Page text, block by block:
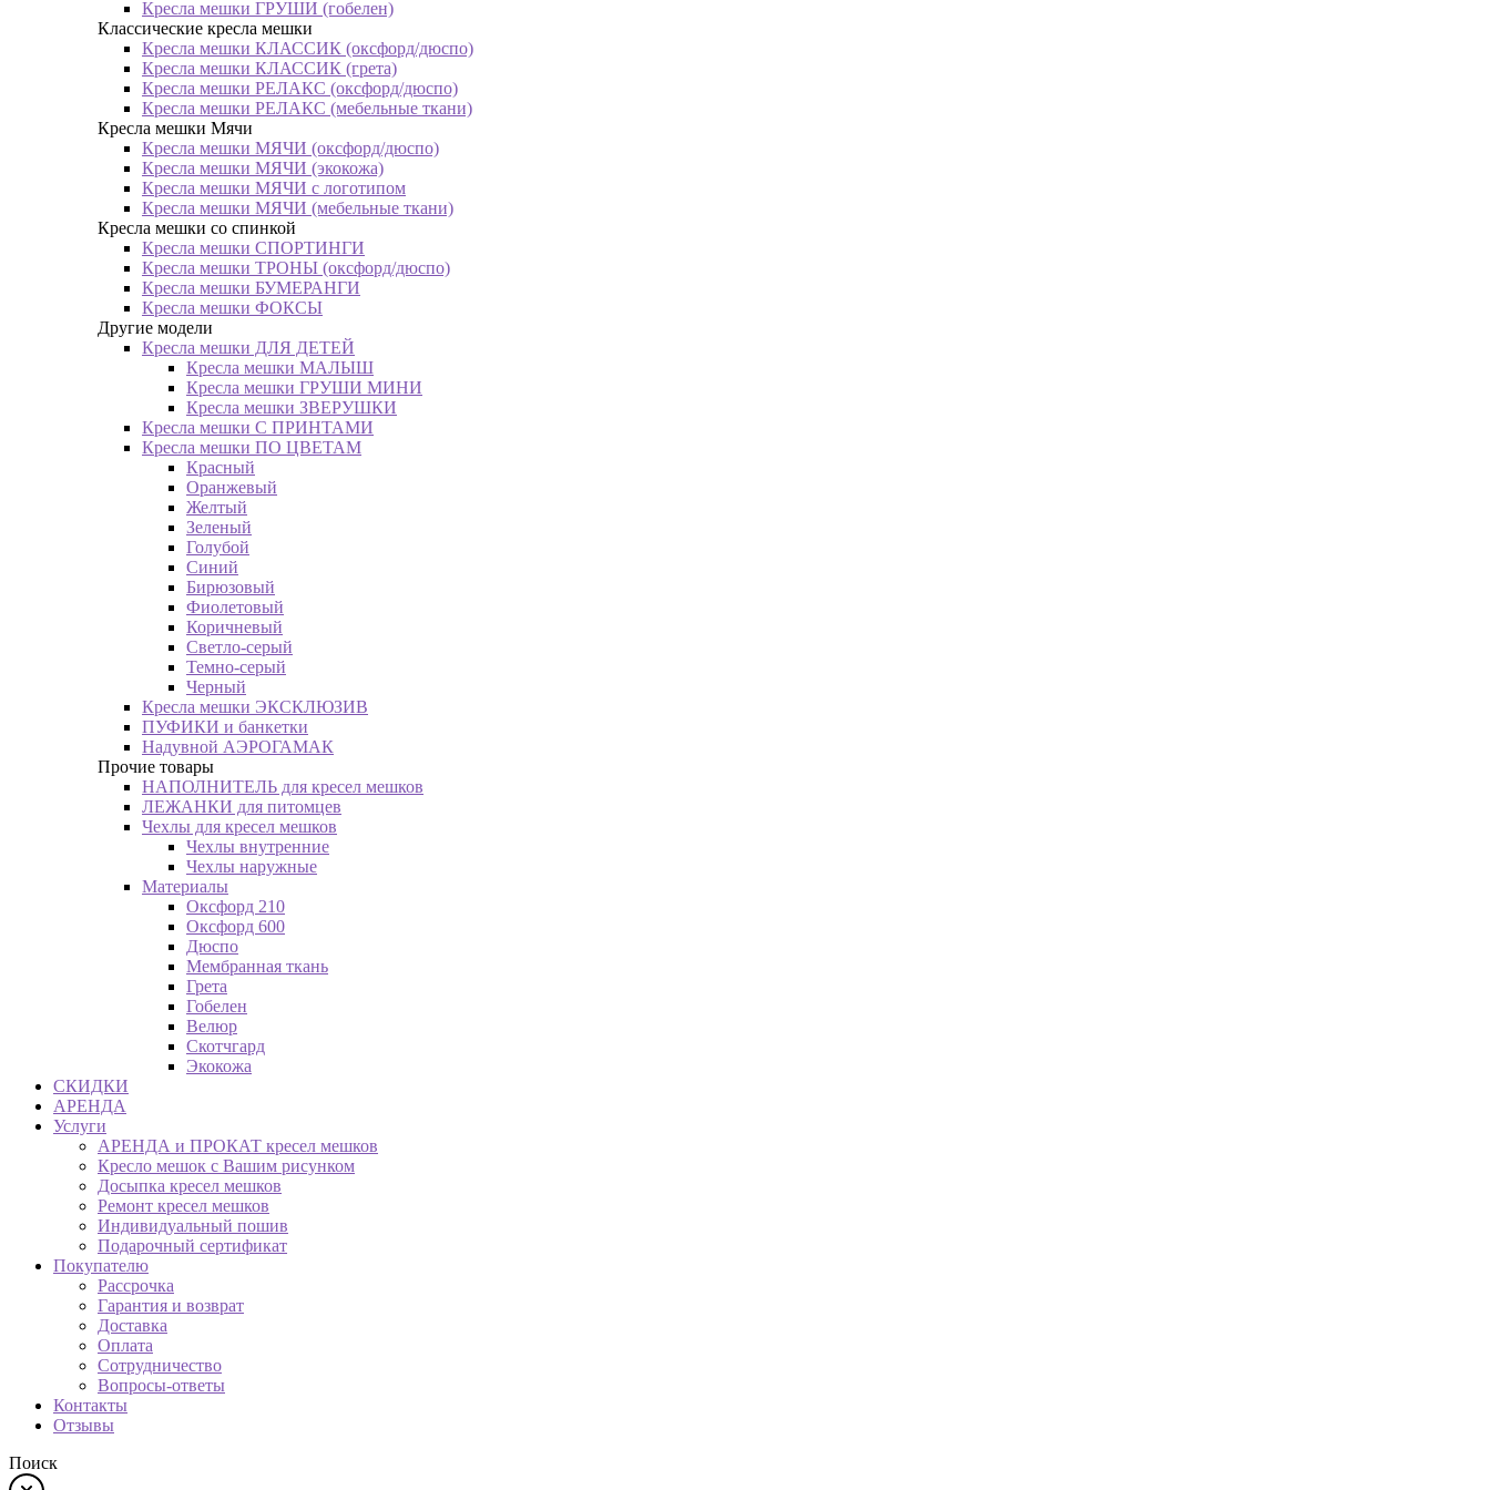
Кресла мешки ГРУШИ (гобелен)
Классические кресла мешки
Кресла мешки КЛАССИК (оксфорд/дюспо)
Кресла мешки КЛАССИК (грета)
Креслa мешки РЕЛАКС (оксфорд/дюспо)
Креслa мешки РЕЛАКС (мебельные ткани)
Кресла мешки Мячи
Кресла мешки МЯЧИ (оксфорд/дюспо)
Кресла мешки МЯЧИ (экокожа)
Кресла мешки МЯЧИ с логотипом
Кресла мешки МЯЧИ (мебельные ткани)
Кресла мешки со спинкой
Кресла мешки СПОРТИНГИ
Кресла мешки ТРОНЫ (оксфорд/дюспо)
Кресла мешки БУМЕРАНГИ
Кресла мешки ФОКСЫ
Другие модели
Кресла мешки ДЛЯ ДЕТЕЙ
Кресла мешки МАЛЫШ
Кресла мешки ГРУШИ МИНИ
Кресла мешки ЗВЕРУШКИ
Кресла мешки С ПРИНТАМИ
Кресла мешки ПО ЦВЕТАМ
Красный
Оранжевый
Желтый
Зеленый
Голубой
Синий
Бирюзовый
Фиолетовый
Коричневый
Светло-серый
Темно-серый
Черный
Кресла мешки ЭКСКЛЮЗИВ
ПУФИКИ и банкетки
Надувной АЭРОГАМАК
Прочие товары
НАПОЛНИТЕЛЬ для кресел мешков
ЛЕЖАНКИ для питомцев
Чехлы для кресел мешков
Чехлы внутренние
Чехлы наружные
Материалы
Оксфорд 210
Оксфорд 600
Дюспо
Мембранная ткань
Грета
Гобелен
Велюр
Скотчгард
Экокожа
СКИДКИ
АРЕНДА
Услуги
АРЕНДА и ПРОКАТ кресел мешков
Кресло мешок с Вашим рисунком
Досыпка кресел мешков
Ремонт кресел мешков
Индивидуальный пошив
Подарочный сертификат
Покупателю
Рассрочка
Гарантия и возврат
Доставка
Оплата
Сотрудничество
Вопросы-ответы
Контакты
Отзывы
Поиск